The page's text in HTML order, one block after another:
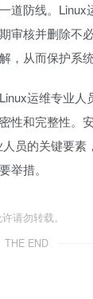
道防线。Linux
审核并删除不
，从而保护系统
运维专业人
性和完整性。
员的关键要素
举措。
请勿转载。
THE END